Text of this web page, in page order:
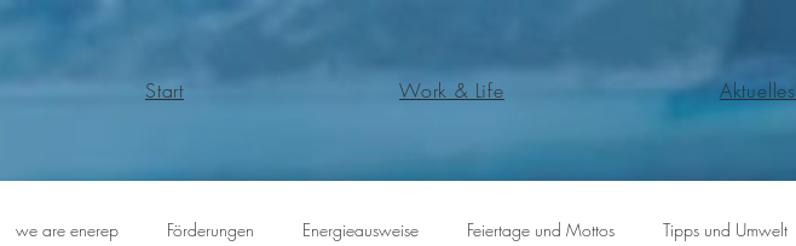
Start Work & Life Aktuelles
we are enerep Förderungen Energieausweise Feiertage und Mottos Tipps und Umwelt